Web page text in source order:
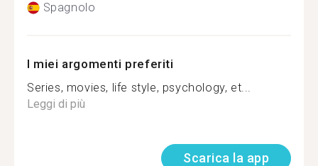
Spagnolo
I miei argomenti preferiti
Series, movies, life style, psychology, et...
Leggi di più
Scarica la app